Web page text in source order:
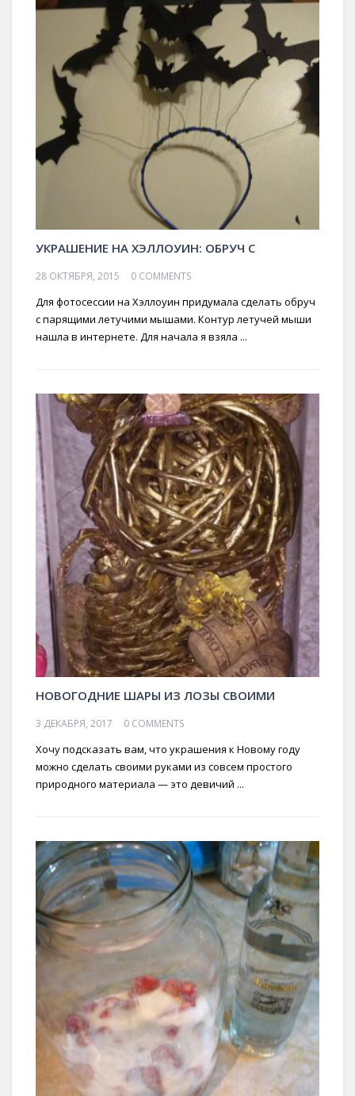
УКРАШЕНИЕ НА ХЭЛЛОУИН: ОБРУЧ С
28 ОКТЯБРЯ, 2015 0 COMMENTS
Для фотосессии на Хэллоуин придумала сделать обруч
с парящими летучими мышами. Контур летучей мыши
нашла в интернете. Для начала я взяла ...
НОВОГОДНИЕ ШАРЫ ИЗ ЛОЗЫ СВОИМИ
3 ДЕКАБРЯ, 2017 0 COMMENTS
Хочу подсказать вам, что украшения к Новому году
можно сделать своими руками из совсем простого
природного материала — это девичий ...